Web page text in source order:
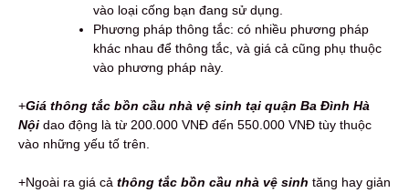
vào loại cống bạn đang sử dụng.
Phương pháp thông tắc: có nhiều phương pháp
khác nhau để thông tắc, và giá cả cũng phụ thuộc
vào phương pháp này.
+Giá thông tắc bồn cầu nhà vệ sinh tại quận Ba Đình Hà
Nội dao động là từ 200.000 VNĐ đến 550.000 VNĐ tùy thuộc
vào những yếu tố trên.
+Ngoài ra giá cả thông tắc bồn cầu nhà vệ sinh tăng hay giản